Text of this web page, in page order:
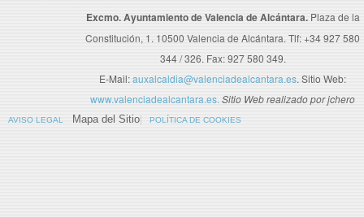
Excmo. Ayuntamiento de Valencia de Alcántara. Plaza de la
Constitución, 1. 10500 Valencia de Alcántara. Tlf: +34 927 580
344 / 326. Fax: 927 580 349.
E-Mail:auxalcaldia@valenciadealcantara.es. Sitio Web:
www.valenciadealcantara.es. Sitio Web realizado por jchero
AVISO LEGAL Mapa del Sitio POLÍTICA DE COOKIES